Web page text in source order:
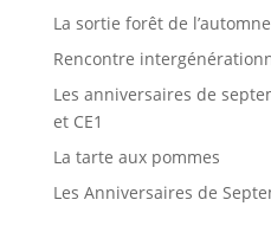
La sortie forêt de l’automne
Rencontre
Les anniversaires de
et CE1
La tarte aux pommes
Les Anniversaires de